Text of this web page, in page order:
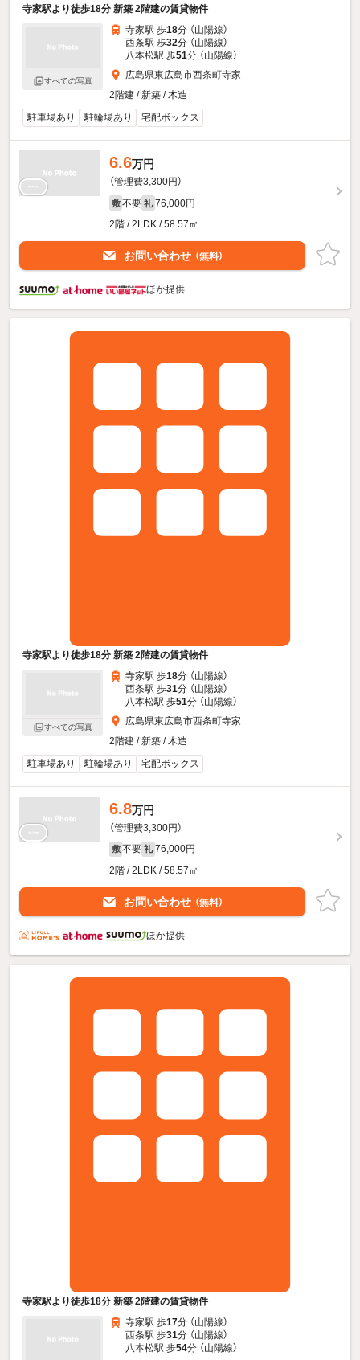
寺家駅より徒歩18分 新築 2階建の賃貸物件
すべての写真
寺家駅 歩18分 （山陽線）
西条駅 歩32分 （山陽線）
八本松駅 歩51分 （山陽線）
広島県東広島市西条町寺家
2階建 / 新築 / 木造
駐車場あり
駐輪場あり 宅配ボックス
6.6万円
（管理費3,300円）
敷 不要 礼 76,000円
2階 / 2LDK / 58.57㎡
お問い合わせ （無料）
ほか提供
寺家駅より徒歩18分 新築 2階建の賃貸物件
すべての写真
寺家駅 歩18分 （山陽線）
西条駅 歩31分 （山陽線）
八本松駅 歩51分 （山陽線）
広島県東広島市西条町寺家
2階建 / 新築 / 木造
駐車場あり
駐輪場あり 宅配ボックス
6.8万円
（管理費3,300円）
敷 不要 礼 76,000円
2階 / 2LDK / 58.57㎡
お問い合わせ （無料）
ほか提供
寺家駅より徒歩18分 新築 2階建の賃貸物件
寺家駅 歩17分 （山陽線）
西条駅 歩31分 （山陽線）
八本松駅 歩54分 （山陽線）